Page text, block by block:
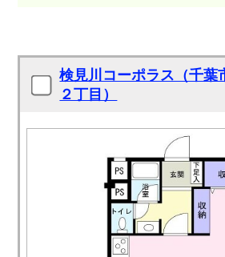
検見川コーポラス（千葉
２丁目）